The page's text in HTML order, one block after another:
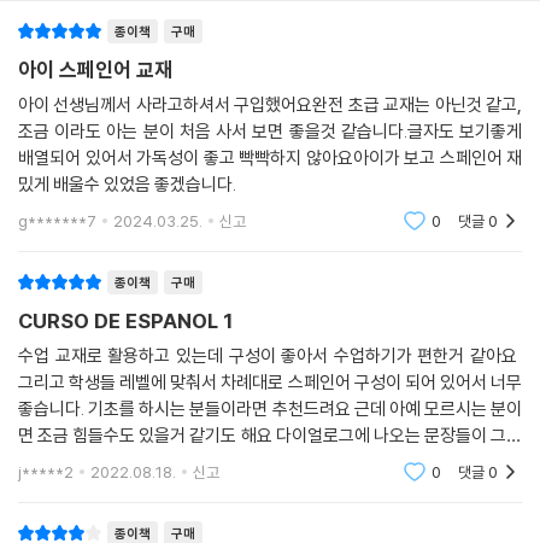
종이책 구매
아이 스페인어 교재
아이 선생님께서 사라고하셔서 구입했어요완전 초급 교재는 아닌것 같고,
조금 이라도 아는 분이 처음 사서 보면 좋을것 같습니다.글자도 보기좋게
배열되어 있어서 가독성이 좋고 빡빡하지 않아요아이가 보고 스페인어 재
밌게 배울수 있었음 좋겠습니다.
g*******7 2024.03.25. 신고 0 댓글0
종이책 구매
CURSO DE ESPANOL 1
수업 교재로 활용하고 있는데 구성이 좋아서 수업하기가 편한거 같아요
그리고 학생들 레벨에 맞춰서 차례대로 스페인어 구성이 되어 있어서 너무
좋습니다. 기초를 하시는 분들이라면 추천드려요 근데 아예 모르시는 분이
면 조금 힘들수도 있을거 같기도 해요 다이얼로그에 나오는 문장들이 그래
도 스페인어 단어를 조금 알아야 읽고 이해할 수 있겠더라구요 그래도 책
은 좋은 거 같습
j*****2 2022.08.18. 신고 0 댓글0
종이책 구매